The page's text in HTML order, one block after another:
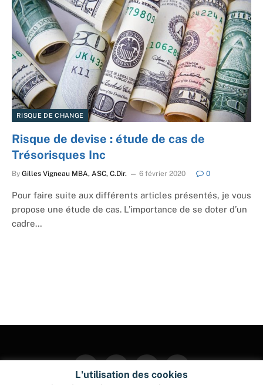
RISQUE DE CHANGE
Risque de devise : étude de cas de
Trésorisques Inc
By Gilles Vigneau MBA, ASC, C.Dir. 6 février 2020 0
Pour faire suite aux différents articles présentés, je vous
propose une étude de cas. L’importance de se doter d’un
cadre…
FacebookTwitter InstagramPinterest
L'utilisation des cookies